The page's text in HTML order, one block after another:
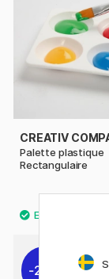
CREATIV
Palette plastique
Rectangulaire
20%